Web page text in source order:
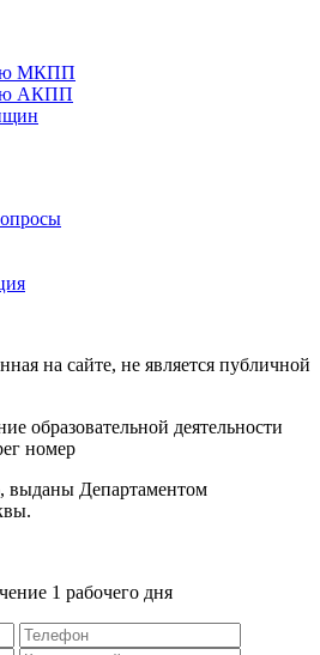
МКПП
АКПП
на сайте, не является публичной
образовательной деятельности
номер
выданы Департаментом
1 рабочего дня